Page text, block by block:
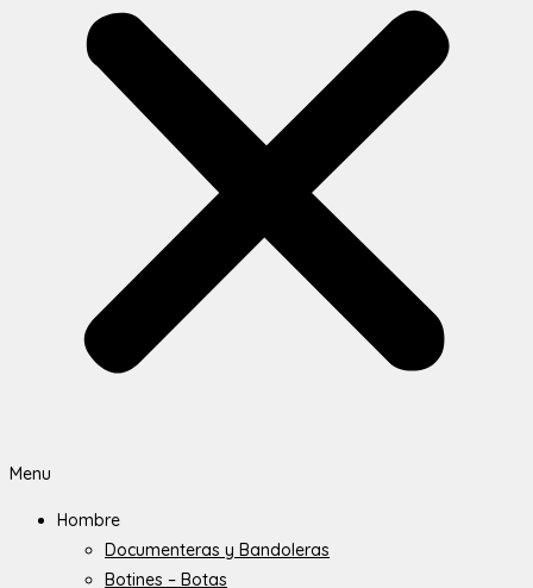
Menu
Hombre
Documenteras y Bandoleras
Botines – Botas